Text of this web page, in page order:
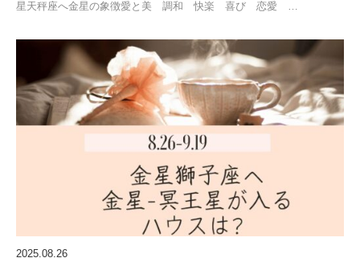
星天秤座へ金星の象徴愛と美 調和 快楽 喜び 恋愛 …
2025.08.26